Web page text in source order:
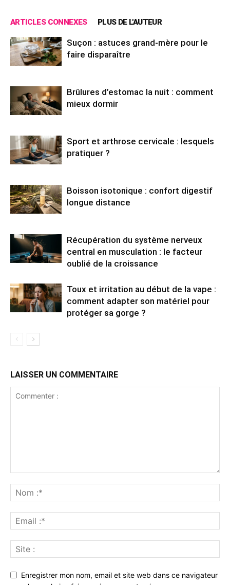
ARTICLES CONNEXES PLUS DE L'AUTEUR
Suçon : astuces grand-mère pour le
faire disparaître
Brûlures d’estomac la nuit : comment
mieux dormir
Sport et arthrose cervicale : lesquels
pratiquer ?
Boisson isotonique : confort digestif
longue distance
Récupération du système nerveux
central en musculation : le facteur
oublié de la croissance
Toux et irritation au début de la vape :
comment adapter son matériel pour
protéger sa gorge ?
LAISSER UN COMMENTAIRE
Enregistrer mon nom, email et site web dans ce navigateur